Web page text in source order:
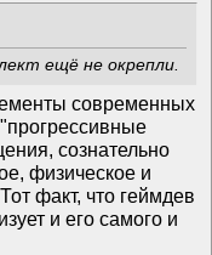
ещё не окрепли.
современных
сознательно
физическое и
факт, что геймдев
и его самого и